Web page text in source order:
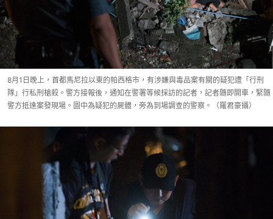
8月1日晚上，首都馬尼拉以東的帕西格市，有涉嫌與毒品案有關的疑犯遭「行刑
隊」行私刑槍殺。警方接報後，通知在警署等候採訪的記者，記者隨即開車，緊隨
警方抵達案發現場。圖中為疑犯的屍體，旁為到場調查的警察。（羅君豪攝）